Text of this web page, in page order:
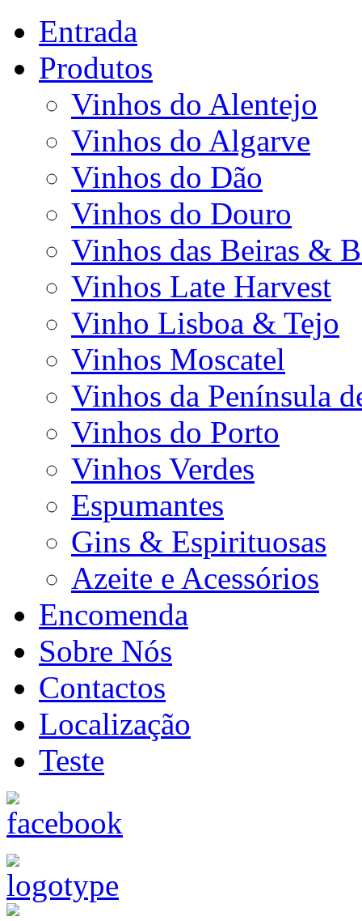
Entrada
Produtos
Vinhos do Alentejo
Vinhos do Algarve
Vinhos do Dão
Vinhos do Douro
Vinhos das Beiras &
Vinhos Late Harvest
Vinho Lisboa & Tejo
Vinhos Moscatel
Vinhos da Península
Vinhos do Porto
Vinhos Verdes
Espumantes
Gins & Espirituosas
Azeite e Acessórios
Encomenda
Sobre Nós
Contactos
Localização
Teste